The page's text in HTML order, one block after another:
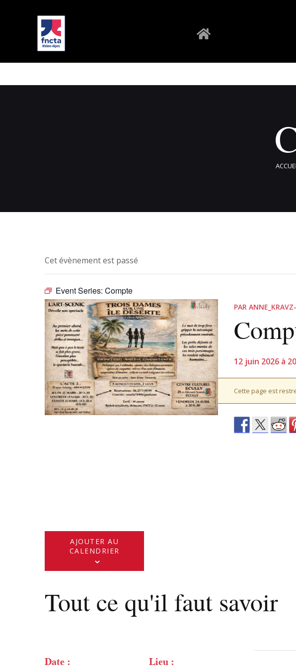
Cet évènement est passé
Event Series: Compte
PAR
12 juin 2026 à
Cette page est
AJOUTER AU
CALENDRIER
Tout ce qu'il faut savoir
Date : Lieu :